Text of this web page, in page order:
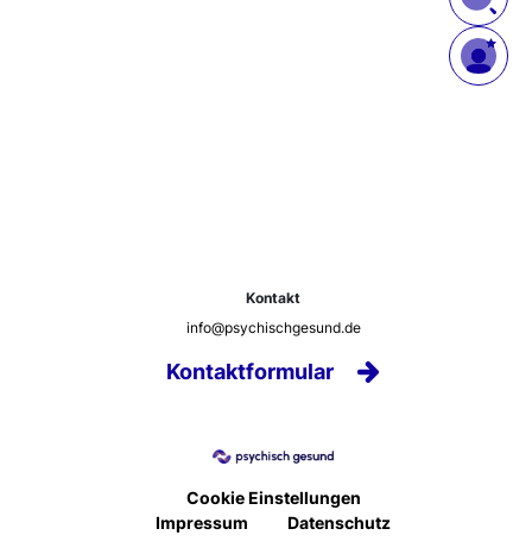
Kontakt
info@psychischgesund.de
Kontaktformular
Cookie Einstellungen
Impressum
Datenschutz